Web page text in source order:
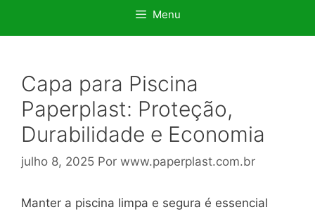
Menu
Capa para Piscina
Paperplast: Proteção,
Durabilidade e Economia
julho 8, 2025 Por www.paperplast.com.br
Manter a piscina limpa e segura é essencial